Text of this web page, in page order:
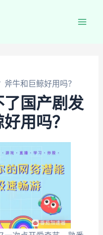
牛和巨鲸好用吗？
国产剧发
用吗？